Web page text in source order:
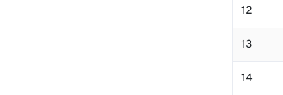
12
13
14